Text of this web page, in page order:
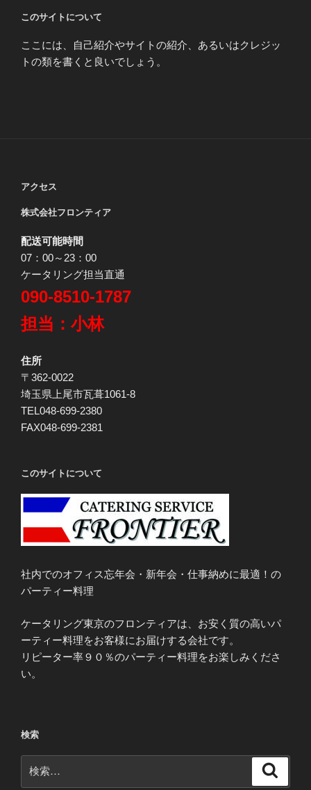
このサイトについて
ここには、自己紹介やサイトの紹介、あるいはクレジッ
トの類を書くと良いでしょう。
アクセス
株式会社フロンティア
配送可能時間
07：00～23：00
ケータリング担当直通
090-8510-1787
担当：小林
住所
〒362-0022
埼玉県上尾市瓦葺1061-8
TEL048-699-2380
FAX048-699-2381
このサイトについて
社内でのオフィス忘年会・新年会・仕事納めに最適！の
パーティー料理
ケータリング東京のフロンティアは、お安く質の高いパ
ーティー料理をお客様にお届けする会社です。
リピーター率９０％のパーティー料理をお楽しみくださ
い。
検索
索: